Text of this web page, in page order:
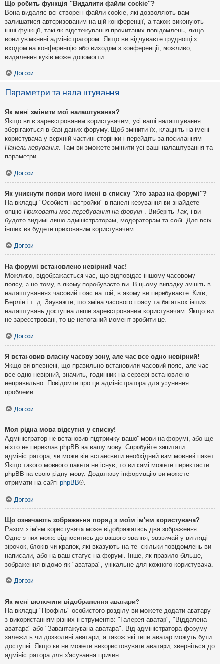
Що робить функція "Видалити файли cookie"?
Вона видаляє всі створені файли cookie, які дозволяють вам
залишатися авторизованим на цій конференції, а також виконують
інші функції, такі як відстежування прочитаних повідомлень, якщо
вони увімкнені адміністратором. Якщо ви відчуваєте труднощі з
входом на конференцію або виходом з конференції, можливо,
видалення куків може допомогти.
Догори
Параметри та налаштування
Як мені змінити мої налаштування?
Якщо ви є зареєстрованим користувачем, усі ваші налаштування
зберігаються в базі даних форуму. Щоб змінити їх, клацніть на імені
користувача у верхній частині сторінки і перейдіть за посиланням
Панель керування . Там ви зможете змінити усі ваші налаштування та
параметри.
Догори
Як уникнути появи мого імені в списку "Хто зараз на форумі"?
На вкладці "Особисті настройки" в панелі керування ви знайдете
опцію Приховати моє перебування на форумі . Виберіть Так, і ви
будете видимі лише адміністраторам, модераторам та собі. Для всіх
інших ви будете прихованим користувачем.
Догори
На форумі встановлено невірний час!
Можливо, відображається час, що відповідає іншому часовому
поясу, а не тому, в якому перебуваєте ви. В цьому випадку змініть в
налаштуваннях часовий пояс на той, в якому ви перебуваєте: Київ,
Берлін і т. д. Зауважте, що зміна часового поясу та багатьох інших
налаштувань доступна лише зареєстрованим користувачам. Якщо ви
не зареєстровані, то це непоганий момент зробити це.
Догори
Я встановив власну часову зону, але час все одно невірний!
Якщо ви впевнені, що правильно встановили часовий пояс, але час
все одно невірний, значить, годинник на сервері встановлено
неправильно. Повідомте про це адміністратора для усунення
проблеми.
Догори
Моя рідна мова відсутня у списку!
Адміністратор не встановив підтримку вашої мови на форумі, або ще
ніхто не переклав phpBB на вашу мову. Спробуйте запитати
адміністратора, чи може він встановити необхідний вам мовний пакет.
Якщо такого мовного пакета не існує, то ви самі можете перекласти
phpBB на свою рідну мову. Додаткову інформацію ви можете
отримати на сайті phpBB®.
Догори
Що означають зображення поряд з моїм ім'ям користувача?
Разом з ім'ям користувача може відображатись два зображення.
Одне з них може відноситись до вашого звання, зазвичай у вигляді
зірочок, блоків чи крапок, які вказують на те, скільки повідомлень ви
написали, або на ваш статус на форумі. Інше, як правило більше,
зображення відомо як "аватара", унікальне для кожного користувача.
Догори
Як мені включити відображення аватари?
На вкладці "Профіль" особистого розділу ви можете додати аватару
з використанням різних інструментів: "Галерея аватар", "Віддалена
аватара" або "Завантажувана аватара". Від адміністратора форуму
залежить чи дозволені аватари, а також які типи аватар можуть бути
доступні. Якщо ви не можете використовувати аватари, зверніться до
адміністратора для з'ясування причин.